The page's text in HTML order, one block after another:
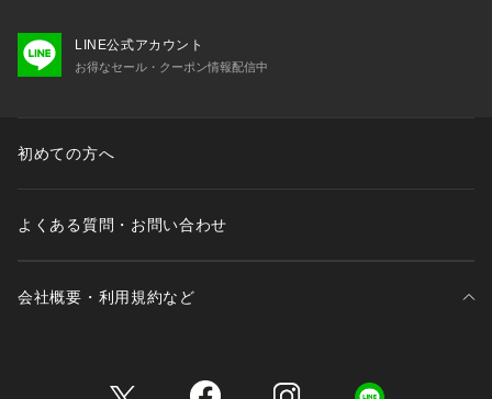
LINE公式アカウント
お得なセール・クーポン情報配信中
初めての方へ
よくある質問・お問い合わせ
会社概要・利用規約など